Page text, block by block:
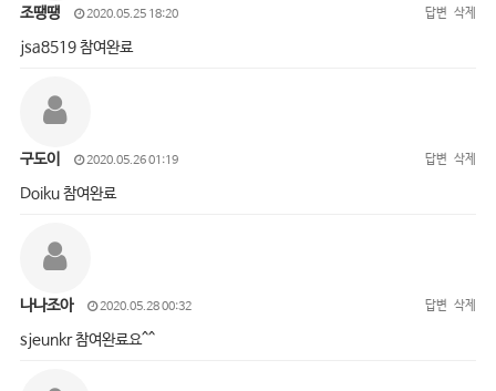
조땡땡 2020.05.25 18:20 답변 삭제
jsa8519 참여완료
구도이 2020.05.26 01:19 답변 삭제
Doiku 참여완료
나나조아 2020.05.28 00:32 답변 삭제
sjeunkr 참여완료요^^